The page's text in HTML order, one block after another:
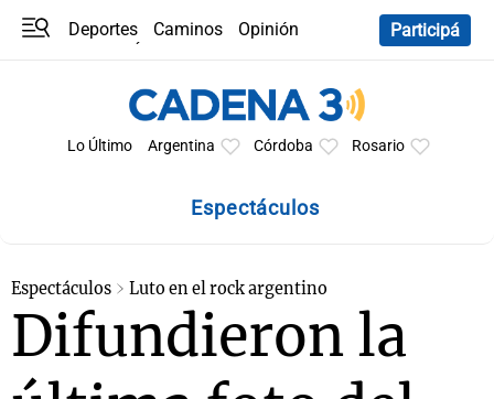
Deportes Caminos
Opinión
Participá
Lo Último Argentina Córdoba Rosario
Espectáculos
Espectáculos Luto en el rock argentino
Difundieron la